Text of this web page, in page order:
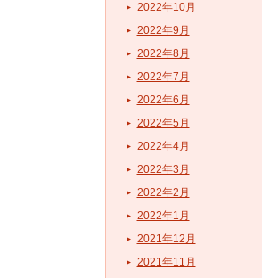
2022年10月
2022年9月
2022年8月
2022年7月
2022年6月
2022年5月
2022年4月
2022年3月
2022年2月
2022年1月
2021年12月
2021年11月